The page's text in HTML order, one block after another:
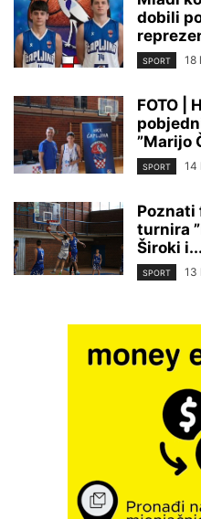
dobili
SPORT 18
FOTO |
”Marijo
SPORT 14
turnira
Široki i...
SPORT 13